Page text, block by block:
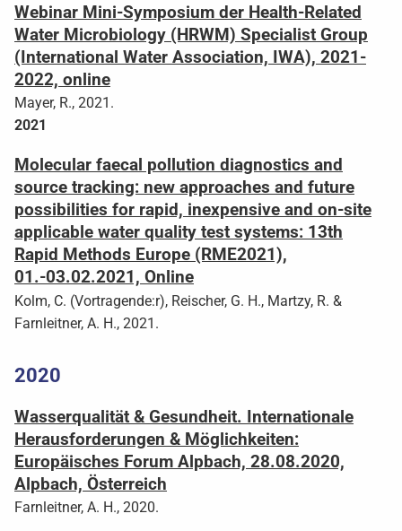
Webinar Mini-Symposium der Health-Related
Water Microbiology (HRWM) Specialist Group
(International Water Association, IWA), 2021-
2022, online
Mayer, R., 2021.
2021
Molecular faecal pollution diagnostics and
source tracking: new approaches and future
possibilities for rapid, inexpensive and on-site
applicable water quality test systems: 13th
Rapid Methods Europe (RME2021),
01.-03.02.2021, Online
Kolm, C. (Vortragende:r), Reischer, G. H., Martzy, R. &
Farnleitner, A. H., 2021.
2020
Wasserqualität & Gesundheit. Internationale
Herausforderungen & Möglichkeiten:
Europäisches Forum Alpbach, 28.08.2020,
Alpbach, Österreich
Farnleitner, A. H., 2020.